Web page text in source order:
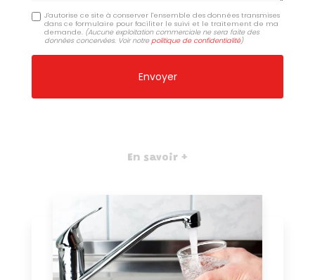
J'autorise ce site à conserver l'ensemble des données transmises
dans ce formulaire pour faciliter le suivi et le traitement de ma
demande. (Aucune exploitation commerciale ne sera faite des
données concervées. Voir notrepolitique de confidentialité)
En savoir +